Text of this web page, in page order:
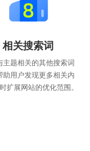
相关搜索词
主题相关的其他搜索词
助用户发现更多相关内
扩展网站的优化范围。